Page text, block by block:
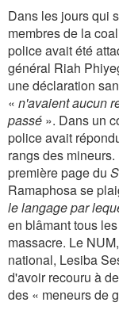
Dans les jours qui
membres de la
police avait été
général Riah
une déclaration
« n'avaient aucun
passé ». Dans un
police avait
rangs des
première page du
Ramaphosa se
le langage par
en blâmant tous
massacre. Le
national, Lesiba
d'avoir recouru à
des « meneurs de